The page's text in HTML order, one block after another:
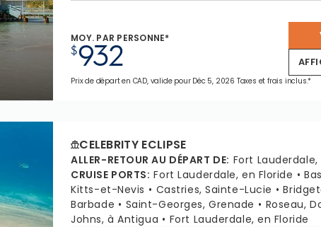
MOY. PAR PERSONNE*
$932
Prix de départ en CAD, valide pour Déc 5, 2026 Taxes et frais inclus.*
CELEBRITY ECLIPSE
ALLER-RETOUR AU DÉPART DE: Fort Lauderdale,
CRUISE PORTS: Fort Lauderdale, en Floride
Kitts-et-Nevis
Castries, Sainte-Lucie
Barbade
Saint-Georges, Grenade Roseau,
Johns, à Antigua
Fort Lauderdale, en Floride